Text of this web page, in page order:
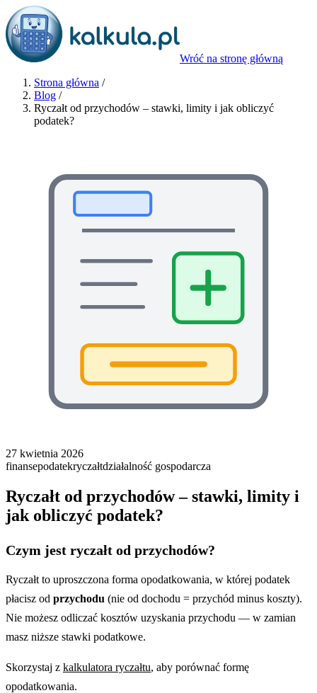
Wróć na stronę główną
Strona główna /
Blog /
Ryczałt od przychodów – stawki, limity i jak obliczyć
podatek?
27 kwietnia 2026
finansepodatekryczałtdziałalność gospodarcza
Ryczałt od przychodów – stawki, limity i
jak obliczyć podatek?
Czym jest ryczałt od przychodów?
Ryczałt to uproszczona forma opodatkowania, w której podatek
płacisz od przychodu (nie od dochodu = przychód minus koszty).
Nie możesz odliczać kosztów uzyskania przychodu — w zamian
masz niższe stawki podatkowe.
Skorzystaj z kalkulatora ryczałtu, aby porównać formę
opodatkowania.